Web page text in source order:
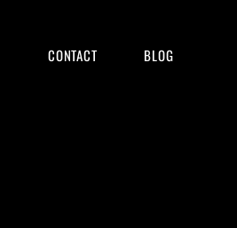
CONTACT BLOG